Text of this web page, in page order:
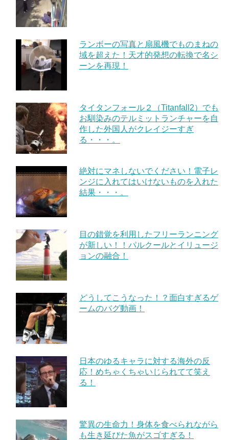
ランボーの写真と扇風機でものまねの
域を超えた！天才的発想の転換で名シ
ーンを再現！
タイタンフォール２（Titanfall2）でも
お馴染みのテルミットランチャーを自
作した外国人がクレイジーすぎ
る・・・。
絶対にマネしないでください！電子レ
ンジに入れてはいけないものを入れた
結果・・・。
目の錯覚を利用したフリーランニング
が新しい！！パルクールとイリュージ
ョンの融合！
どうしてこうなった！？面白すぎるゲ
ームのバグ動画！
日本のゆるキャラに対する海外の反
応！めちゃくちゃいじられてて笑え
る！
驚異の生命力！身体を食べられながら
も生き延びた魚がスゴすぎる！